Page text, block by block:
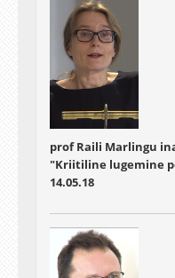
prof Raili Marlingu
"Kriitiline lugemine
14.05.18